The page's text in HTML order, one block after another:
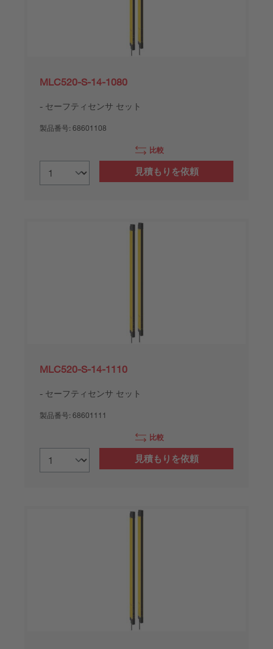
MLC520-S-14-1080
セーフティセンサ セット
製品番号: 68601108
比較
見積もりを依頼
MLC520-S-14-1110
セーフティセンサ セット
製品番号: 68601111
比較
見積もりを依頼